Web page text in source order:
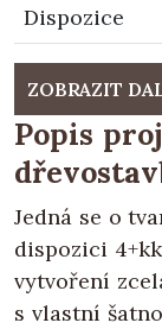
Dispozice
ZOBRAZIT
Popis
Jedná se o
dispozici
vytvoření
s vlastní